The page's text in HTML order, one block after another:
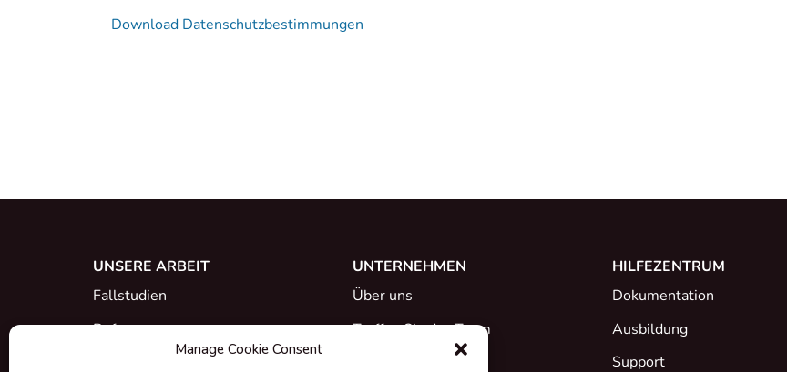
Manage Cookie Consent
Download Datenschutzbestimmungen
UNSERE ARBEIT
Fallstudien
Referenzen
UNTERNEHMEN
Über uns
Treffen Sie das Team
HILFEZENTRUM
Dokumentation
Ausbildung
Support